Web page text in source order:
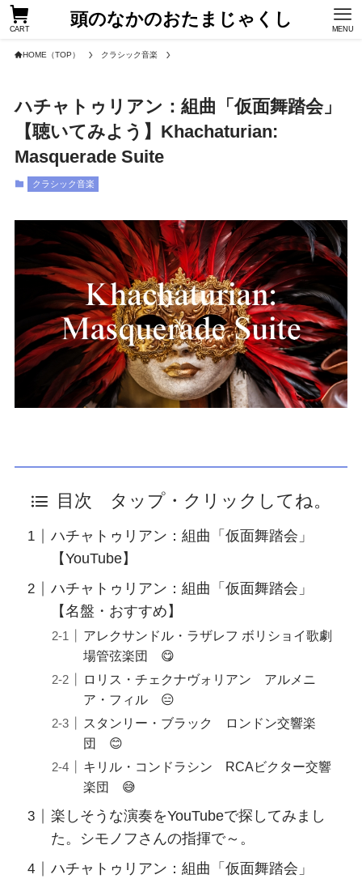
頭のなかのおたまじゃくし
CART MENU
HOME（TOP） クラシック音楽
ハチャトゥリアン：組曲「仮面舞踏会」
【聴いてみよう】Khachaturian:
Masquerade Suite
クラシック音楽
目次 タップ・クリックしてね。
ハチャトゥリアン：組曲「仮面舞踏会」
【YouTube】
ハチャトゥリアン：組曲「仮面舞踏会」
【名盤・おすすめ】
アレクサンドル・ラザレフ ボリショイ歌劇
場管弦楽団 😋
ロリス・チェクナヴォリアン アルメニ
ア・フィル 😑
スタンリー・ブラック ロンドン交響楽
団 😊
キリル・コンドラシン RCAビクター交響
楽団 😅
楽しそうな演奏をYouTubeで探してみまし
た。シモノフさんの指揮で～。
ハチャトゥリアン：組曲「仮面舞踏会」